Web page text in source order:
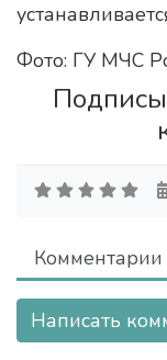
Фото: ГУ МЧС
Комментарии
Написать